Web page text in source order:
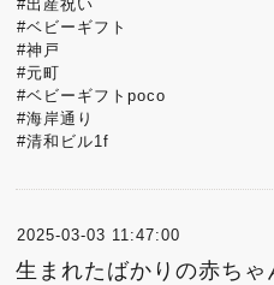
#出産祝い
#ベビーギフト
#神戸
#元町
#ベビーギフトpoco
#海岸通り
#清和ビル1f
2025-03-03 11:47:00
生まれたばかりの赤ち